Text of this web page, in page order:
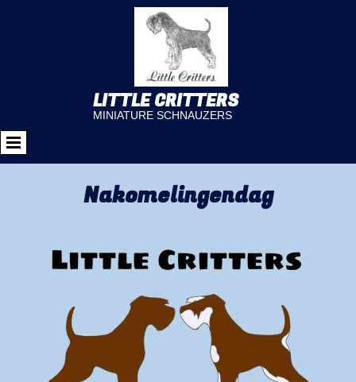
LITTLE CRITTERS
MINIATURE SCHNAUZERS
Nakomelingendag